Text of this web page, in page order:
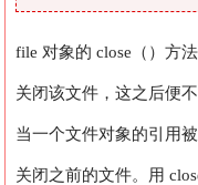
file 对象的 close（）方
关闭该文件，这之后便
当一个文件对象的引用
关闭之前的文件。用